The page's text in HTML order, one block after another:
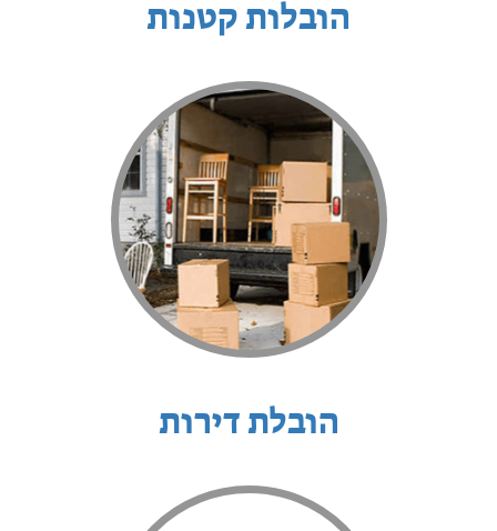
הובלות קטנות
הובלת דירות